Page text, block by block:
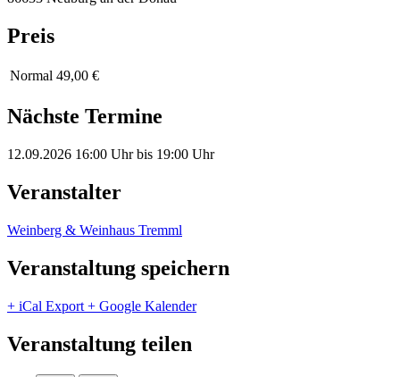
Preis
Normal 49,00 €
Nächste Termine
12.09.2026 16:00 Uhrbis 19:00 Uhr
Veranstalter
Weinberg & Weinhaus Tremml
Veranstaltung speichern
+ iCal Export + Google Kalender
Veranstaltung teilen